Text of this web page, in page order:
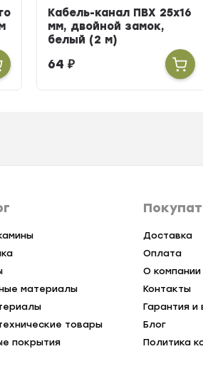
Кабель-канал ПВХ 25х16
мм, двойной замок,
белый (2 м)
64₽
материалы
товары
покрытия
Доставка
Оплата
О компании
Контакты
Гарантия и
Блог
Политика